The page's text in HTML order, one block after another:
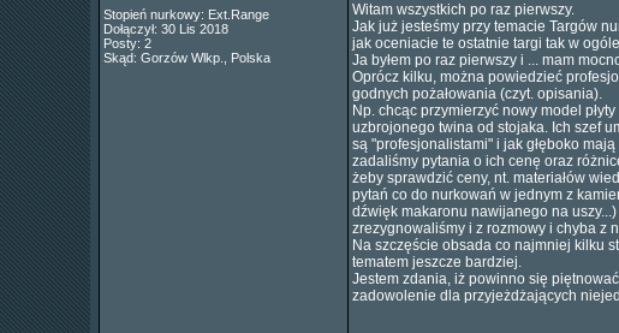
Stopień nurkowy: Ext.Range
Dołączył: 30 Lis 2018
Posty: 2
Skąd: Gorzów Wlkp., Polska
Witam wszystkich po raz pierwszy.
Jak już jesteśmy przy temacie Targów
jak oceniacie te ostatnie targi tak w
Ja byłem po raz pierwszy i ... mam
Oprócz kilku, można powiedzieć
godnych pożałowania (czyt. opisania).
Np. chcąc przymierzyć nowy model
uzbrojonego twina od stojaka. Ich szef
są "profesjonalistami" i jak głęboko
zadaliśmy pytania o ich cenę oraz
żeby sprawdzić ceny, nt. materiałów
pytań co do nurkowań w jednym z
dźwięk makaronu nawijanego na
zrezygnowaliśmy i z rozmowy i chyba z
Na szczęście obsada co najmniej kilku
tematem jeszcze bardziej.
Jestem zdania, iż powinno się
zadowolenie dla przyjeżdżających